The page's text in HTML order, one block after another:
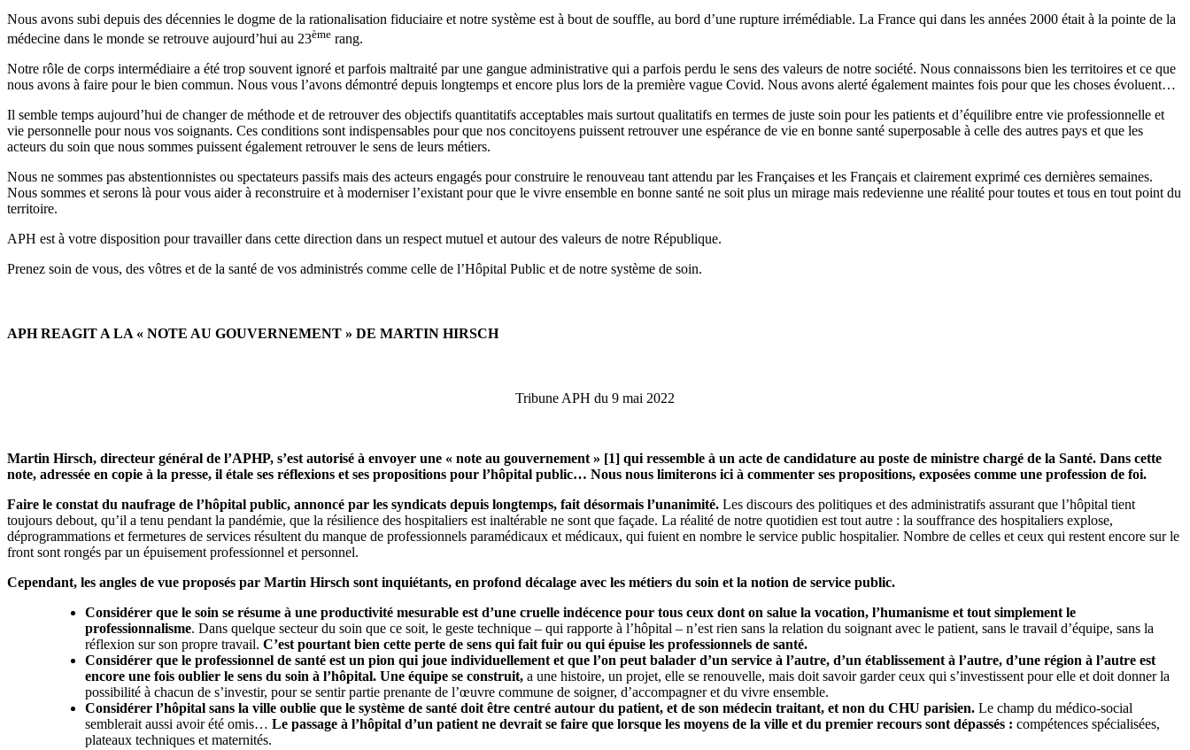
Nous avons subi depuis des décennies le dogme de la rationalisation fiduciaire et notre système est à bout de souffle, au bord d’une rupture irrémédiable. La France qui dans les années 2000 était à la pointe de la
médecine dans le monde se retrouve aujourd’hui au 23ème rang.
Notre rôle de corps intermédiaire a été trop souvent ignoré et parfois maltraité par une gangue administrative qui a parfois perdu le sens des valeurs de notre société. Nous connaissons bien les territoires et ce que
nous avons à faire pour le bien commun. Nous vous l’avons démontré depuis longtemps et encore plus lors de la première vague Covid. Nous avons alerté également maintes fois pour que les choses évoluent…
Il semble temps aujourd’hui de changer de méthode et de retrouver des objectifs quantitatifs acceptables mais surtout qualitatifs en termes de juste soin pour les patients et d’équilibre entre vie professionnelle et
vie personnelle pour nous vos soignants. Ces conditions sont indispensables pour que nos concitoyens puissent retrouver une espérance de vie en bonne santé superposable à celle des autres pays et que les
acteurs du soin que nous sommes puissent également retrouver le sens de leurs métiers.
Nous ne sommes pas abstentionnistes ou spectateurs passifs mais des acteurs engagés pour construire le renouveau tant attendu par les Françaises et les Français et clairement exprimé ces dernières semaines.
Nous sommes et serons là pour vous aider à reconstruire et à moderniser l’existant pour que le vivre ensemble en bonne santé ne soit plus un mirage mais redevienne une réalité pour toutes et tous en tout point du
territoire.
APH est à votre disposition pour travailler dans cette direction dans un respect mutuel et autour des valeurs de notre République.
Prenez soin de vous, des vôtres et de la santé de vos administrés comme celle de l’Hôpital Public et de notre système de soin.
APH REAGIT A LA « NOTE AU GOUVERNEMENT » DE MARTIN HIRSCH
Tribune APH du 9 mai 2022
Martin Hirsch, directeur général de l’APHP, s’est autorisé à envoyer une « note au gouvernement » [1] qui ressemble à un acte de candidature au poste de ministre chargé de la Santé. Dans cette
note, adressée en copie à la presse, il étale ses réflexions et ses propositions pour l’hôpital public… Nous nous limiterons ici à commenter ses propositions, exposées comme une profession de foi.
Faire le constat du naufrage de l’hôpital public, annoncé par les syndicats depuis longtemps, fait désormais l’unanimité. Les discours des politiques et des administratifs assurant que l’hôpital tient
toujours debout, qu’il a tenu pendant la pandémie, que la résilience des hospitaliers est inaltérable ne sont que façade. La réalité de notre quotidien est tout autre : la souffrance des hospitaliers explose,
déprogrammations et fermetures de services résultent du manque de professionnels paramédicaux et médicaux, qui fuient en nombre le service public hospitalier. Nombre de celles et ceux qui restent encore sur le
front sont rongés par un épuisement professionnel et personnel.
Cependant, les angles de vue proposés par Martin Hirsch sont inquiétants, en profond décalage avec les métiers du soin et la notion de service public.
Considérer que le soin se résume à une productivité mesurable est d’une cruelle indécence pour tous ceux dont on salue la vocation, l’humanisme et tout simplement le
professionnalisme. Dans quelque secteur du soin que ce soit, le geste technique – qui rapporte à l’hôpital – n’est rien sans la relation du soignant avec le patient, sans le travail d’équipe, sans la
réflexion sur son propre travail. C’est pourtant bien cette perte de sens qui fait fuir ou qui épuise les professionnels de santé.
Considérer que le professionnel de santé est un pion qui joue individuellement et que l’on peut balader d’un service à l’autre, d’un établissement à l’autre, d’une région à l’autre est
encore une fois oublier le sens du soin à l’hôpital. Une équipe se construit, a une histoire, un projet, elle se renouvelle, mais doit savoir garder ceux qui s’investissent pour elle et doit donner la
possibilité à chacun de s’investir, pour se sentir partie prenante de l’œuvre commune de soigner, d’accompagner et du vivre ensemble.
Considérer l’hôpital sans la ville oublie que le système de santé doit être centré autour du patient, et de son médecin traitant, et non du CHU parisien. Le champ du médico-social
semblerait aussi avoir été omis… Le passage à l’hôpital d’un patient ne devrait se faire que lorsque les moyens de la ville et du premier recours sont dépassés : compétences spécialisées,
plateaux techniques et maternités.